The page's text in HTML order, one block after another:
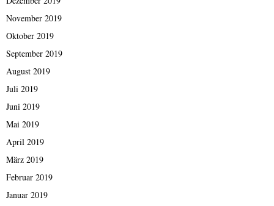
November 2019
Oktober 2019
September 2019
August 2019
Juli 2019
Juni 2019
Mai 2019
April 2019
März 2019
Februar 2019
Januar 2019